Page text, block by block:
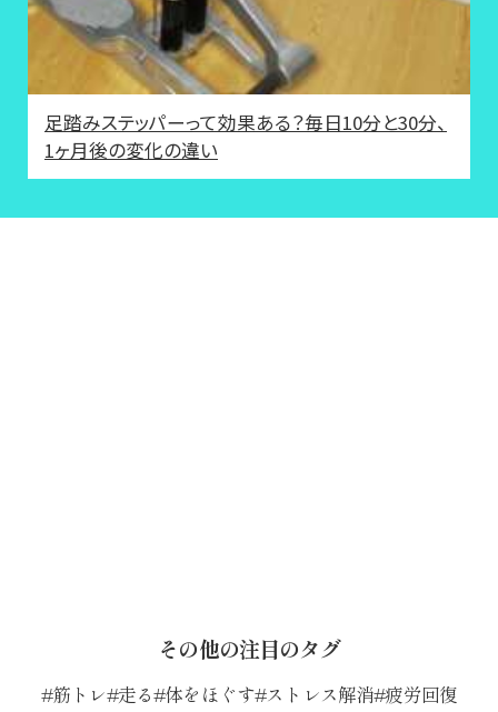
足踏みステッパーって効果ある？毎日10分と30分、
1ヶ月後の変化の違い
その他の注目のタグ
筋トレ 走る 体をほぐす ストレス解消 疲労回復